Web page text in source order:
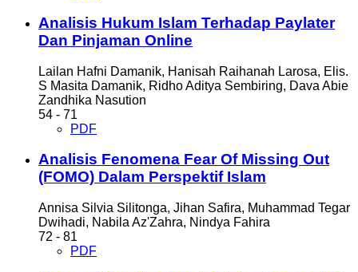
Analisis Hukum Islam Terhadap Paylater
Dan Pinjaman Online
Lailan Hafni Damanik, Hanisah Raihanah Larosa, Elis.
S Masita Damanik, Ridho Aditya Sembiring, Dava Abie
Zandhika Nasution
54 - 71
PDF
Analisis Fenomena Fear Of Missing Out
(FOMO) Dalam Perspektif Islam
Annisa Silvia Silitonga, Jihan Safira, Muhammad Tegar
Dwihadi, Nabila Az'Zahra, Nindya Fahira
72 - 81
PDF